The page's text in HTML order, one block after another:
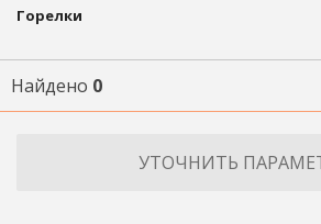
Горелки
Найдено 0
УТОЧНИТЬ